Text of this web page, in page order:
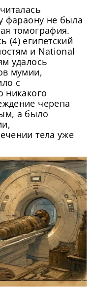
фараону не была
томография.
(4) египетский
и National
удалось
мумии,
с
никакого
черепа
а было
тела уже